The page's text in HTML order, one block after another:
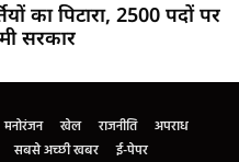
का पिटारा, 2500 पदों पर
सरकार
मनोरंजन खेल राजनीति
अपराध
सबसे अच्छी खबर ई-पेपर